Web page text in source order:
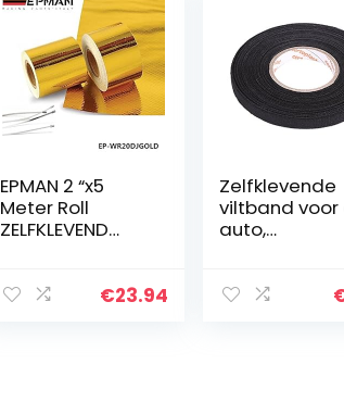
EPMAN 2 “x5
Meter Roll
ZELFKLEVEND
WRAP BARRIER
€23.94
Zelfklevende
viltband voor
auto,
zelfklevend,